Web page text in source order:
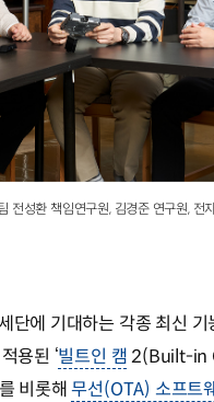
전성환 책임연구원, 김경준 연구원, 전
단에 기대하는 각종 최신 기
용된 ‘빌트인 캠2(Built-in
비롯해무선(OTA) 소프트